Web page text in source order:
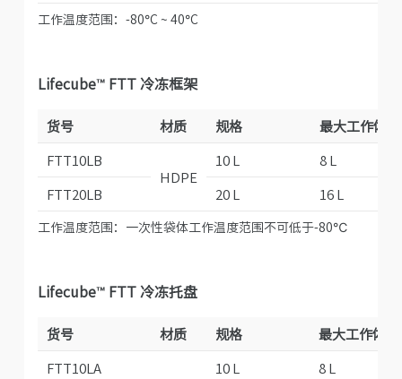
工作温度范围：-80°C ~ 40°C
Lifecube™ FTT 冷冻框架
货号 材质 规格
最大工作体积
FTT10LB
HDPE
10 L
8 L
FTT20LB
20 L 16 L
工作温度范围：一次性袋体工作温度范围不可低于-80℃
Lifecube™ FTT 冷冻托盘
货号 材质 规格
最大工作体积
FTT10LA
10 L
8 L